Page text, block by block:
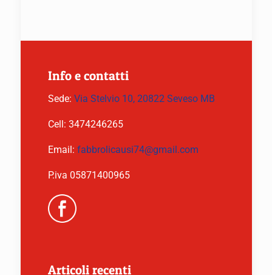
Info e contatti
Sede: Via Stelvio 10, 20822 Seveso MB
Cell: 3474246265
Email: fabbrolicausi74@gmail.com
P.iva 05871400965
Articoli recenti